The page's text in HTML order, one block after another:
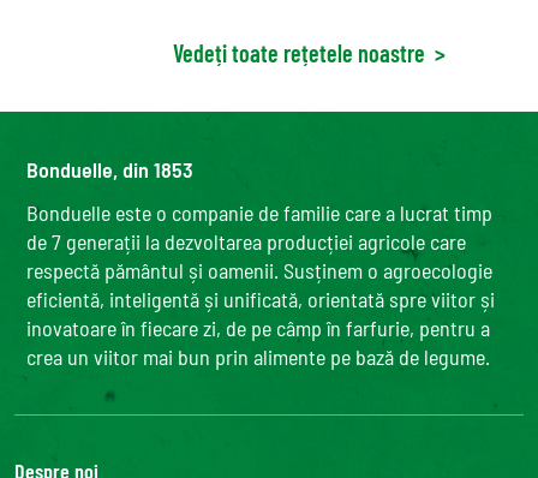
Vedeți toate rețetele noastre >
Bonduelle, din 1853
Bonduelle este o companie de familie care a lucrat timp
de 7 generații la dezvoltarea producției agricole care
respectă pământul și oamenii. Susținem o agroecologie
eficientă, inteligentă și unificată, orientată spre viitor și
inovatoare în fiecare zi, de pe câmp în farfurie, pentru a
crea un viitor mai bun prin alimente pe bază de legume.
Despre noi